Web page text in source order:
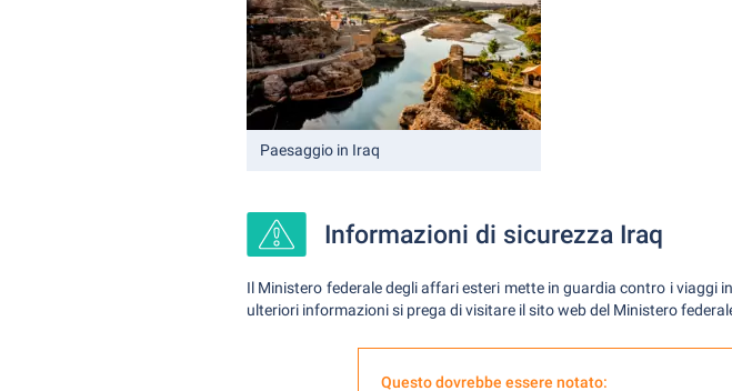
Paesaggio in Iraq
Informazioni di sicurezza Iraq
Il Ministero federale degli affari esteri mette in guardia contro i viaggi
ulteriori informazioni si prega di visitare il sito web del Ministero
Questo dovrebbe essere notato: